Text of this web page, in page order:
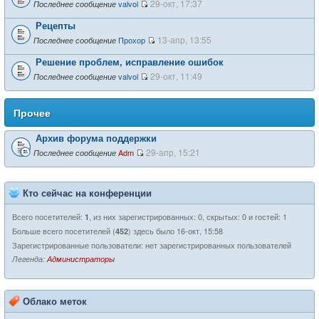
Последнее сообщение valvol 29-окт, 17:37
Рецепты
Последнее сообщение Прохор 13-апр, 13:55
Решение проблем, исправление ошибок
Последнее сообщение valvol 29-окт, 11:49
Прочее
Архив форума поддержки
Последнее сообщение Adm 29-апр, 15:21
Кто сейчас на конференции
Всего посетителей: 1 , из них зарегистрированных: 0, скрытых: 0 и гостей: 1
Больше всего посетителей (452) здесь было 16-окт, 15:58
Зарегистрированные пользователи: нет зарегистрированных пользователей
Легенда:Администраторы
Облако меток